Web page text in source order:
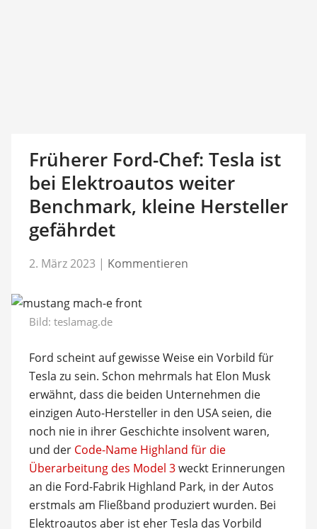
Früherer Ford-Chef: Tesla ist
bei Elektroautos weiter
Benchmark, kleine Hersteller
gefährdet
2. März 2023 | Kommentieren
Bild: teslamag.de
Ford scheint auf gewisse Weise ein Vorbild für
Tesla zu sein. Schon mehrmals hat Elon Musk
erwähnt, dass die beiden Unternehmen die
einzigen Auto-Hersteller in den USA seien, die
noch nie in ihrer Geschichte insolvent waren,
und der Code-Name Highland für die
Überarbeitung des Model 3weckt Erinnerungen
an die Ford-Fabrik Highland Park, in der Autos
erstmals am Fließband produziert wurden. Bei
Elektroautos aber ist eher Tesla das Vorbild